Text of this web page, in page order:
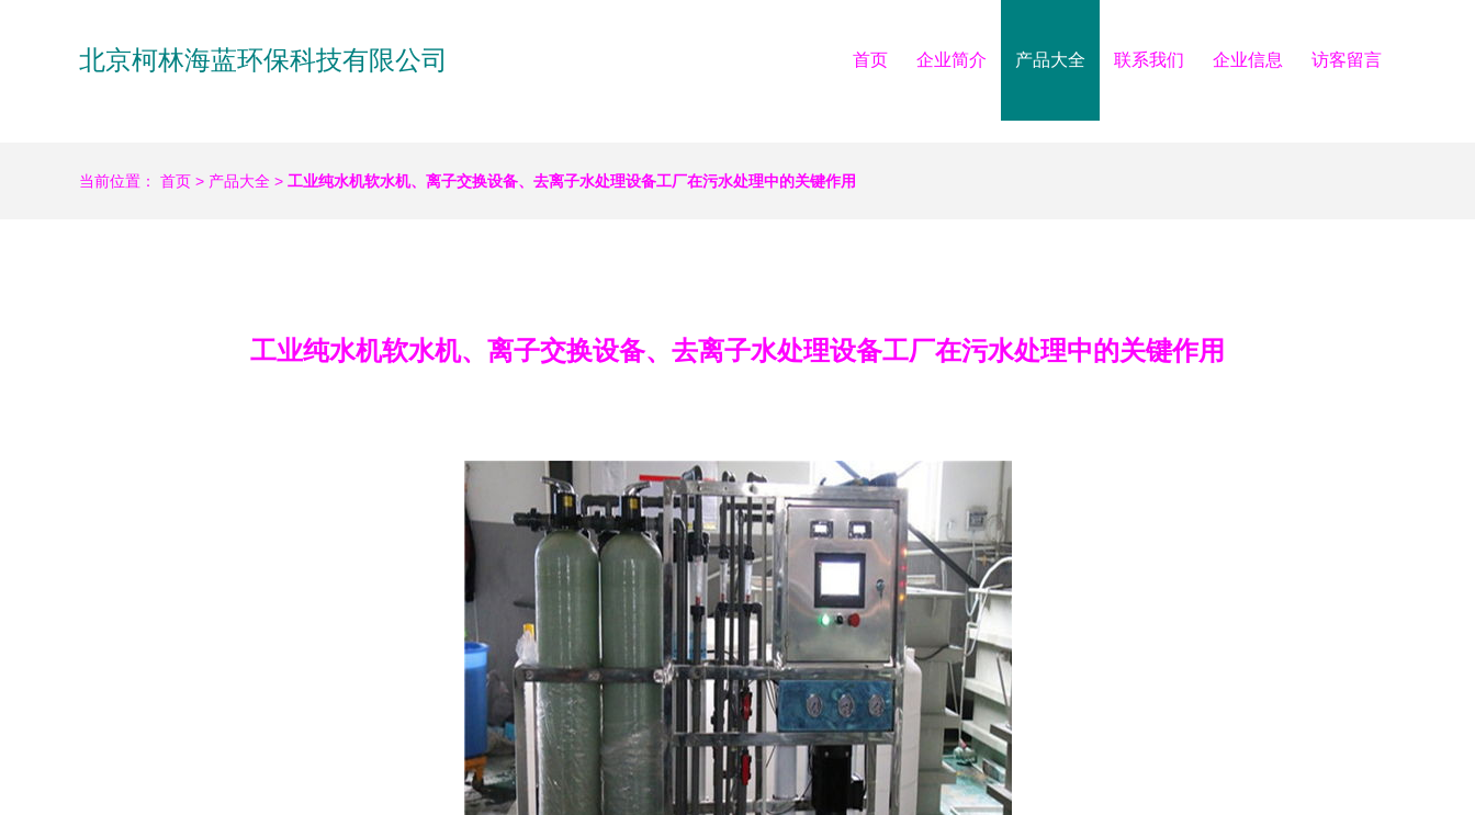
北京柯林海蓝环保科技有限公司 首页 企业简介 产品大全 联系我们 企业信息 访客留言
当前位置： 首页 > 产品大全 > 工业纯水机软水机、离子交换设备、去离子水处理设备工厂在污水处理中的关键作用
工业纯水机软水机、离子交换设备、去离子水处理设备工厂在污水处理中的关键作用